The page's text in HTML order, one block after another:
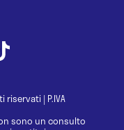
riservati| P.IVA
sono un consulto